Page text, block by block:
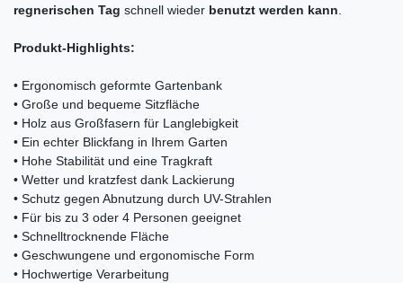
regnerischen Tag schnell wieder benutzt werden kann.
Produkt-Highlights:
• Ergonomisch geformte Gartenbank
• Große und bequeme Sitzfläche
• Holz aus Großfasern für Langlebigkeit
• Ein echter Blickfang in Ihrem Garten
• Hohe Stabilität und eine Tragkraft
• Wetter und kratzfest dank Lackierung
• Schutz gegen Abnutzung durch UV-Strahlen
• Für bis zu 3 oder 4 Personen geeignet
• Schnelltrocknende Fläche
• Geschwungene und ergonomische Form
• Hochwertige Verarbeitung